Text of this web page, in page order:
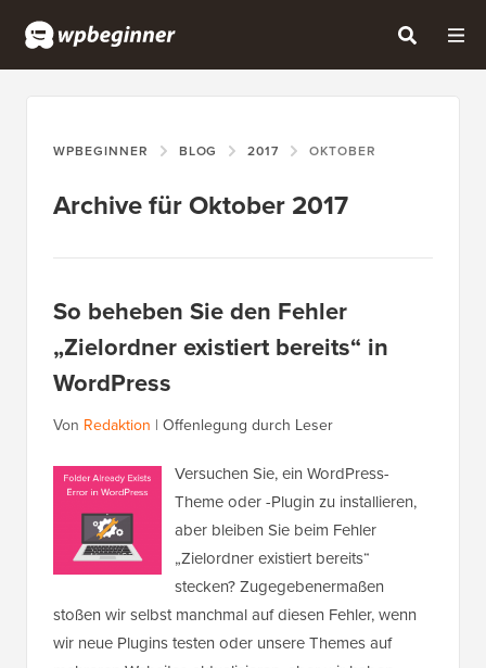
WPBEGINNER BLOG 2017 OKTOBER
Archive für Oktober 2017
So beheben Sie den Fehler
„Zielordner existiert bereits“ in
WordPress
Von Redaktion | Offenlegung durch Leser
Versuchen Sie, ein WordPress-
Theme oder -Plugin zu installieren,
aber bleiben Sie beim Fehler
„Zielordner existiert bereits“
stecken? Zugegebenermaßen
stoßen wir selbst manchmal auf diesen Fehler, wenn
wir neue Plugins testen oder unsere Themes auf